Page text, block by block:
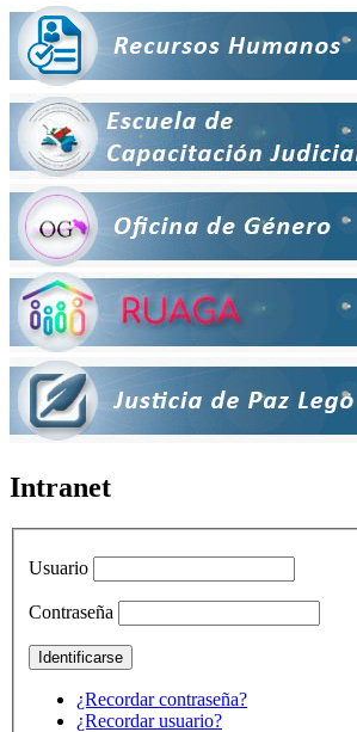
Intranet
Usuario
Contraseña
¿Recordar contraseña?
¿Recordar usuario?